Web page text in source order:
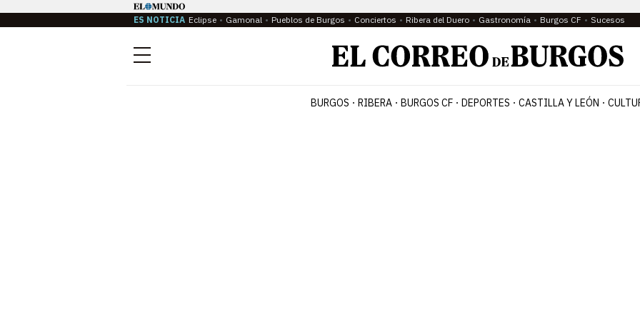
ES NOTICIA Eclipse Gamonal Pueblos de Burgos Conciertos Ribera del Duero Gastronomía Burgos CF Sucesos
Menú
BURGOS RIBERA BURGOS CF DEPORTES CASTILLA Y LEÓN